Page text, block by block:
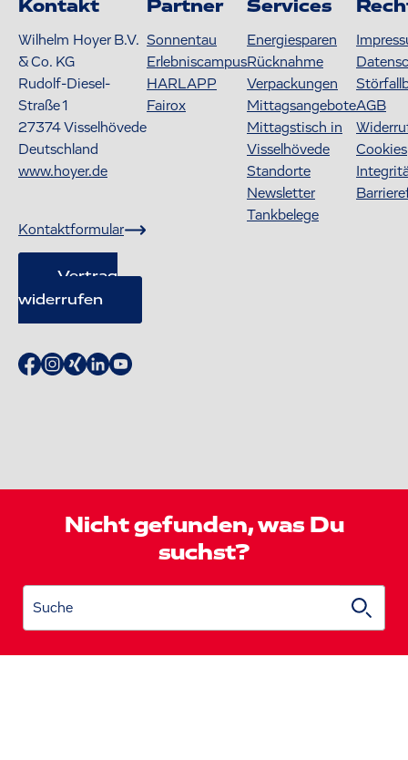
Kontakt
Wilhelm Hoyer B.V.
& Co. KG
Rudolf-Diesel-
Straße 1
27374Visselhövede
Deutschland
www.hoyer.de
Kontaktformular
Vertrag
widerrufen
Partner
Sonnentau
Erlebniscampus
HARLAPP
Fairox
Services
Energiesparen
Rücknahme
Verpackungen
Mittagsangebote
Mittagstisch in
Visselhövede
Standorte
Newsletter
Tankbelege
AGB
Cookies
Nicht gefunden, was Du
suchst?
Suche